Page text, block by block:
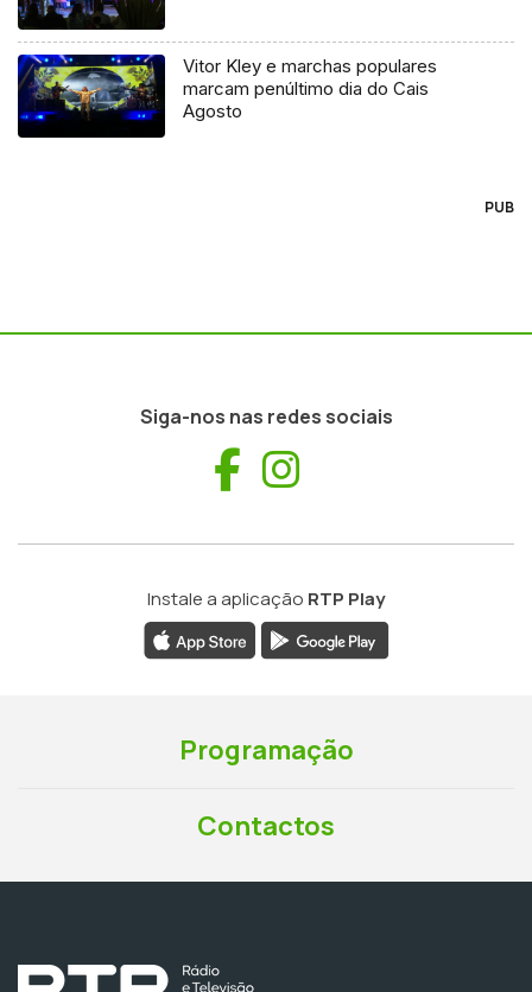
Vitor Kley e marchas populares
marcam penúltimo dia do Cais
Agosto
PUB
Siga-nos nas redes sociais
Facebook
Instale a aplicação RTP Play
Programação
Contactos